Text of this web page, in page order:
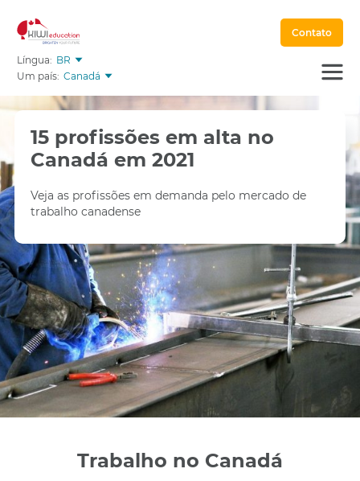
Língua: BR
Um país: Canadá
Contato
15 profissões em alta no
Canadá em 2021
Veja as profissões em demanda pelo mercado de
trabalho canadense
Trabalho no Canadá